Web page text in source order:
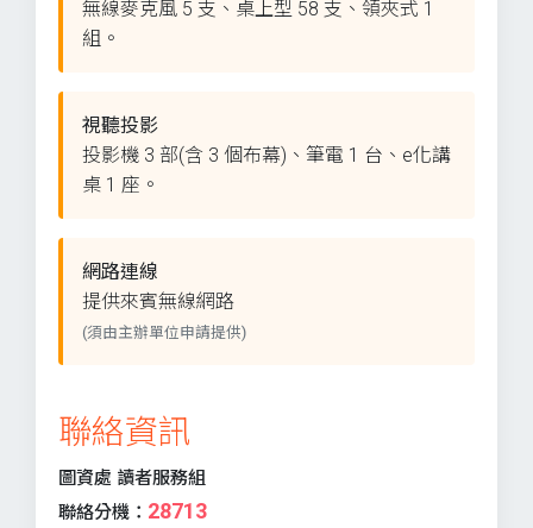
無線麥克風 5 支、桌上型 58 支、領夾式 1
組。
視聽投影
投影機 3 部(含 3 個布幕)、筆電 1 台、e化講
桌 1 座。
網路連線
提供來賓無線網路
(須由主辦單位申請提供)
聯絡資訊
圖資處 讀者服務組
聯絡分機： 28713